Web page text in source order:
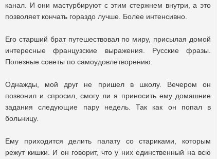
канал. И они мастурбируют с этим стержнем внутри, а это
позволяет кончать гораздо лучше. Более интенсивно.
Его старший брат путешествовал по миру, присылая домой
интересные французские выражения. Русские фразы.
Полезные советы по самоудовлетворению.
Однажды, мой друг не пришел в школу. Вечером он
позвонил и спросил, смогу ли я приносить ему домашние
задания следующие пару недель. Так как он попал в
больницу.
Ему приходится делить палату со стариками, которым
режут кишки. И он говорит, что у них единственный на всю